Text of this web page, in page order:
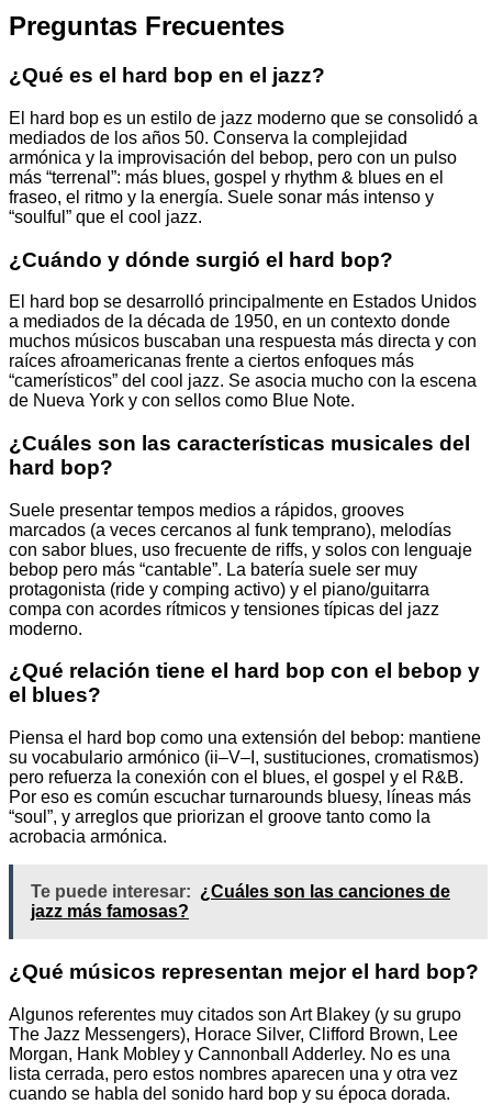
Preguntas Frecuentes
¿Qué es el hard bop en el jazz?
El hard bop es un estilo de jazz moderno que se consolidó a
mediados de los años 50. Conserva la complejidad
armónica y la improvisación del bebop, pero con un pulso
más “terrenal”: más blues, gospel y rhythm & blues en el
fraseo, el ritmo y la energía. Suele sonar más intenso y
“soulful” que el cool jazz.
¿Cuándo y dónde surgió el hard bop?
El hard bop se desarrolló principalmente en Estados Unidos
a mediados de la década de 1950, en un contexto donde
muchos músicos buscaban una respuesta más directa y con
raíces afroamericanas frente a ciertos enfoques más
“camerísticos” del cool jazz. Se asocia mucho con la escena
de Nueva York y con sellos como Blue Note.
¿Cuáles son las características musicales del
hard bop?
Suele presentar tempos medios a rápidos, grooves
marcados (a veces cercanos al funk temprano), melodías
con sabor blues, uso frecuente de riffs, y solos con lenguaje
bebop pero más “cantable”. La batería suele ser muy
protagonista (ride y comping activo) y el piano/guitarra
compa con acordes rítmicos y tensiones típicas del jazz
moderno.
¿Qué relación tiene el hard bop con el bebop y
el blues?
Piensa el hard bop como una extensión del bebop: mantiene
su vocabulario armónico (ii–V–I, sustituciones, cromatismos)
pero refuerza la conexión con el blues, el gospel y el R&B.
Por eso es común escuchar turnarounds bluesy, líneas más
“soul”, y arreglos que priorizan el groove tanto como la
acrobacia armónica.
Te puede interesar: ¿Cuáles son las canciones de
jazz más famosas?
¿Qué músicos representan mejor el hard bop?
Algunos referentes muy citados son Art Blakey (y su grupo
The Jazz Messengers), Horace Silver, Clifford Brown, Lee
Morgan, Hank Mobley y Cannonball Adderley. No es una
lista cerrada, pero estos nombres aparecen una y otra vez
cuando se habla del sonido hard bop y su época dorada.